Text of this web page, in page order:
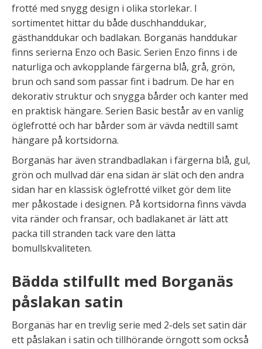
frotté med snygg design i olika storlekar. I
sortimentet hittar du både duschhanddukar,
gästhanddukar och badlakan. Borganäs handdukar
finns serierna Enzo och Basic. Serien Enzo finns i de
naturliga och avkopplande färgerna blå, grå, grön,
brun och sand som passar fint i badrum. De har en
dekorativ struktur och snygga bårder och kanter med
en praktisk hängare. Serien Basic består av en vanlig
öglefrotté och har bårder som är vävda nedtill samt
hängare på kortsidorna.
Borganäs har även strandbadlakan i färgerna blå, gul,
grön och mullvad där ena sidan är slät och den andra
sidan har en klassisk öglefrotté vilket gör dem lite
mer påkostade i designen. På kortsidorna finns vävda
vita ränder och fransar, och badlakanet är lätt att
packa till stranden tack vare den lätta
bomullskvaliteten.
Bädda stilfullt med Borganäs
påslakan satin
Borganäs har en trevlig serie med 2-dels set satin där
ett påslakan i satin och tillhörande örngott som också